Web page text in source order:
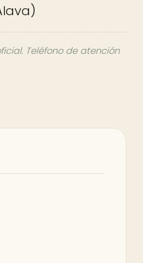
Teléfono de atención